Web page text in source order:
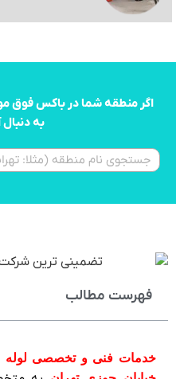
اگر منطقه شما در باکس فوق
به دنبال
فهرست مطالب
خدمات فنی و تخصصی لوله